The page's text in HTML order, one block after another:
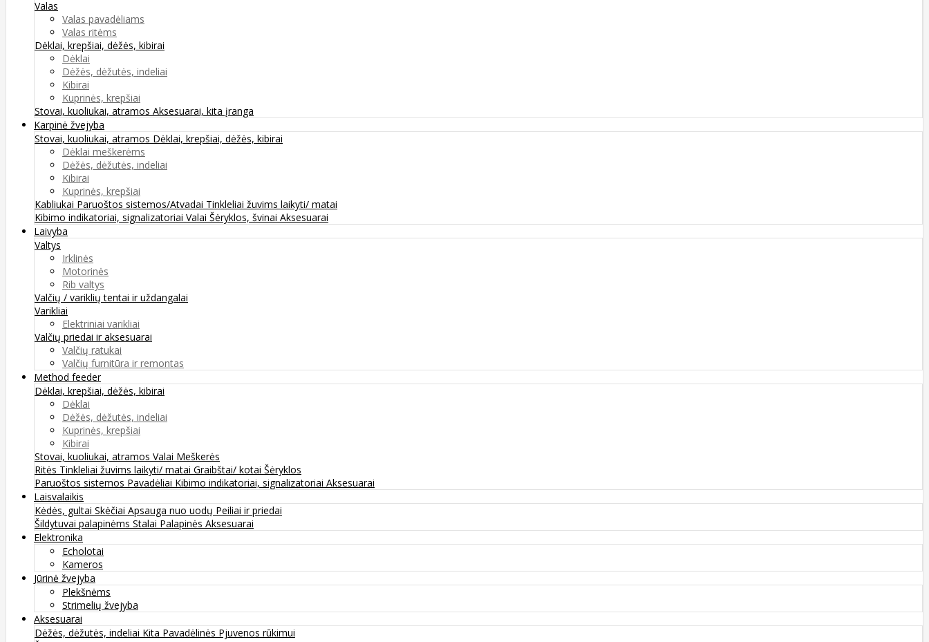
Valas
Valas pavadėliams
Valas ritėms
Dėklai, krepšiai, dėžės, kibirai
Dėklai
Dėžės, dėžutės, indeliai
Kibirai
Kuprinės, krepšiai
Stovai, kuoliukai, atramos Aksesuarai, kita įranga
Karpinė žvejyba
Stovai, kuoliukai, atramos Dėklai, krepšiai, dėžės, kibirai
Dėklai meškerėms
Dėžės, dėžutės, indeliai
Kibirai
Kuprinės, krepšiai
Kabliukai Paruoštos sistemos/Atvadai Tinkleliai žuvims laikyti/ matai
Kibimo indikatoriai, signalizatoriai Valai Šėryklos, švinai Aksesuarai
Laivyba
Valtys
Irklinės
Motorinės
Rib valtys
Valčių / variklių tentai ir uždangalai
Varikliai
Elektriniai varikliai
Valčių priedai ir aksesuarai
Valčių ratukai
Valčių furnitūra ir remontas
Method feeder
Dėklai, krepšiai, dėžės, kibirai
Dėklai
Dėžės, dėžutės, indeliai
Kuprinės, krepšiai
Kibirai
Stovai, kuoliukai, atramos Valai Meškerės
Ritės Tinkleliai žuvims laikyti/ matai Graibštai/ kotai Šėryklos
Paruoštos sistemos Pavadėliai Kibimo indikatoriai, signalizatoriai Aksesuarai
Laisvalaikis
Kėdės, gultai Skėčiai Apsauga nuo uodų Peiliai ir priedai
Šildytuvai palapinėms Stalai Palapinės Aksesuarai
Elektronika
Echolotai
Kameros
Jūrinė žvejyba
Plekšnėms
Strimelių žvejyba
Aksesuarai
Dėžės, dėžutės, indeliai Kita Pavadėlinės Pjuvenos rūkimui